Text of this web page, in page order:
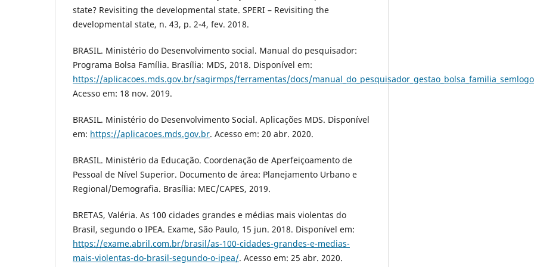
state? Revisiting the developmental state. SPERI – Revisiting the
developmental state, n. 43, p. 2-4, fev. 2018.
BRASIL. Ministério do Desenvolvimento social. Manual do pesquisador:
Programa Bolsa Família. Brasília: MDS, 2018. Disponível em:
https://aplicacoes.mds.gov.br/sagirmps/ferramentas/docs/
Acesso em: 18 nov. 2019.
BRASIL. Ministério do Desenvolvimento Social. Aplicações MDS. Disponível
em: https://aplicacoes.mds.gov.br. Acesso em: 20 abr. 2020.
BRASIL. Ministério da Educação. Coordenação de Aperfeiçoamento de
Pessoal de Nível Superior. Documento de área: Planejamento Urbano e
Regional/Demografia. Brasília: MEC/CAPES, 2019.
BRETAS, Valéria. As 100 cidades grandes e médias mais violentas do
Brasil, segundo o IPEA. Exame, São Paulo, 15 jun. 2018. Disponível em:
https://exame.abril.com.br/brasil/as-100-cidades-grandes-e-medias-
mais-violentas-do-brasil-segundo-o-ipea/. Acesso em: 25 abr. 2020.